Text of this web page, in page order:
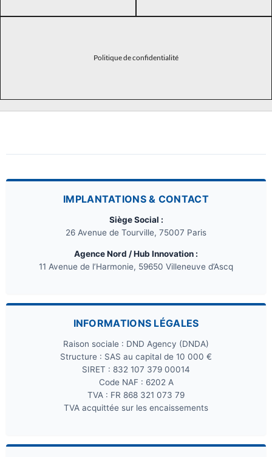
Politique de confidentialité
IMPLANTATIONS & CONTACT
Siège Social :
26 Avenue de Tourville, 75007 Paris
Agence Nord / Hub Innovation :
11 Avenue de l’Harmonie, 59650 Villeneuve d’Ascq
INFORMATIONS LÉGALES
Raison sociale : DND Agency (DNDA)
Structure : SAS au capital de 10 000 €
SIRET : 832 107 379 00014
Code NAF : 6202 A
TVA : FR 868 321 073 79
TVA acquittée sur les encaissements